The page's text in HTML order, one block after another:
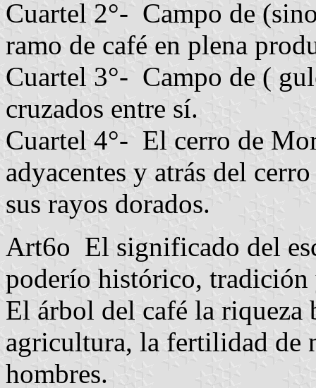
Cuartel 2°- Campo de
ramo de café en plena
Cuartel 3°- Campo de (
cruzados entre sí.
Cuartel 4°- El cerro de
adyacentes y atrás del
sus rayos dorados.
Art6o El significado del
poderío histórico, tradición
El árbol del café la riqueza
agricultura, la fertilidad de
hombres.